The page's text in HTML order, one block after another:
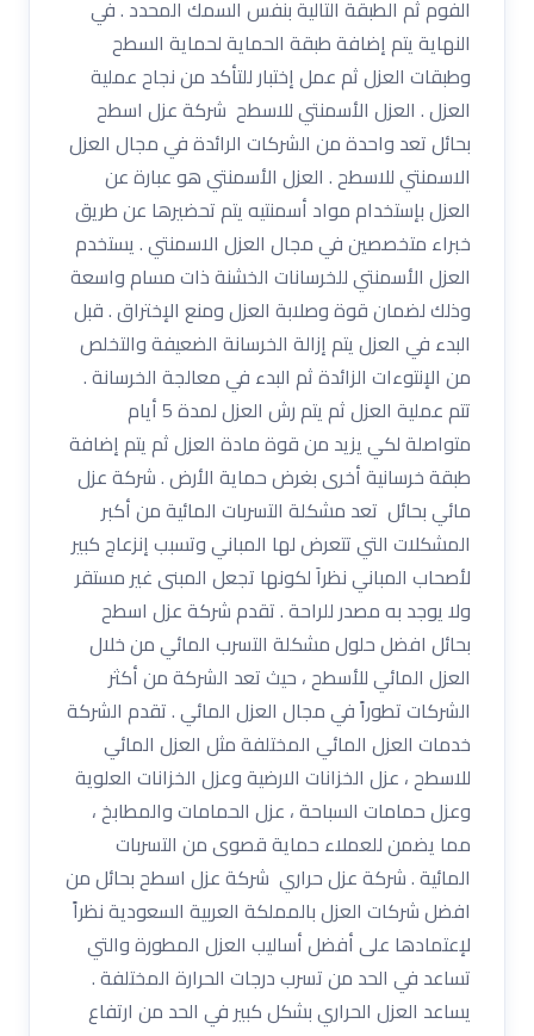
الفوم ثم الطبقة التالية بنفس السمك المحدد . في
النهاية يتم إضافة طبقة الحماية لحماية السطح
وطبقات العزل ثم عمل إختبار للتأكد من نجاح عملية
العزل . العزل الأسمنتي للاسطح شركة عزل اسطح
بحائل تعد واحدة من الشركات الرائدة في مجال العزل
الاسمنتي للاسطح . العزل الأسمنتي هو عبارة عن
العزل بإستخدام مواد أسمنتيه يتم تحضيرها عن طريق
خبراء متخصصين في مجال العزل الاسمنتي . يستخدم
العزل الأسمنتي للخرسانات الخشنة ذات مسام واسعة
وذلك لضمان قوة وصلابة العزل ومنع الإختراق . قبل
البدء في العزل يتم إزالة الخرسانة الضعيفة والتخلص
من الإنتوءات الزائدة ثم البدء في معالجة الخرسانة .
تتم عملية العزل ثم يتم رش العزل لمدة 5 أيام
متواصلة لكي يزيد من قوة مادة العزل ثم يتم إضافة
طبقة خرسانية أخرى بغرض حماية الأرض . شركة عزل
مائي بحائل تعد مشكلة التسربات المائية من أكبر
المشكلات التي تتعرض لها المباني وتسبب إنزعاج كبير
لأصحاب المباني نظراَ لكونها تجعل المبنى غير مستقر
ولا يوجد به مصدر للراحة . تقدم شركة عزل اسطح
بحائل افضل حلول مشكلة التسرب المائي من خلال
العزل المائي للأسطح ، حيث تعد الشركة من أكثر
الشركات تطوراً في مجال العزل المائي . تقدم الشركة
خدمات العزل المائي المختلفة مثل العزل المائي
للاسطح ، عزل الخزانات الارضية وعزل الخزانات العلوية
وعزل حمامات السباحة ، عزل الحمامات والمطابخ ،
مما يضمن للعملاء حماية قصوى من التسربات
المائية . شركة عزل حراري شركة عزل اسطح بحائل من
افضل شركات العزل بالمملكة العربية السعودية نظراً
لإعتمادها على أفضل أساليب العزل المطورة والتي
تساعد في الحد من تسرب درجات الحرارة المختلفة .
يساعد العزل الحراري بشكل كبير في الحد من ارتفاع